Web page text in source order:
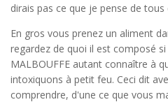
dirais pas ce que je pense de tous
En gros vous prenez un aliment
regardez de quoi il est composé
MALBOUFFE autant connaître à
intoxiquons à petit feu. Ceci dit
comprendre, d'une ce que vous